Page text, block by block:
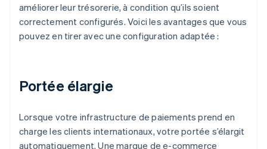
améliorer leur trésorerie, à condition qu’ils soient
correctement configurés. Voici les avantages que vous
pouvez en tirer avec une configuration adaptée :
Portée élargie
Lorsque votre infrastructure de paiements prend en
charge les clients internationaux, votre portée s’élargit
automatiquement. Une marque de e-commerce